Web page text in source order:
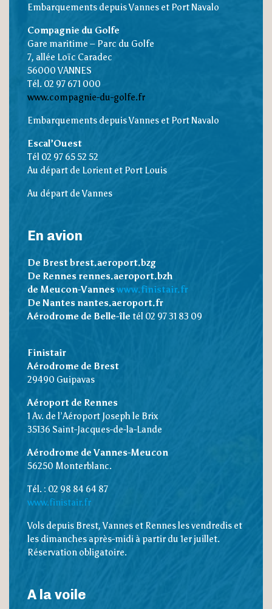
Embarquements depuis Vannes et Port Navalo
Compagnie du Golfe
Gare maritime – Parc du Golfe
7, allée Loïc Caradec
56000 VANNES
Tél. 02 97 671 000
www.compagnie-du-golfe.fr
Embarquements depuis Vannes et Port Navalo
Escal’Ouest
Tél 02 97 65 52 52
Au départ de Lorient et Port Louis
Au départ de Vannes
En avion
De Brest brest.aeroport.bzg
De Rennes rennes.aeroport.bzh
de Meucon-Vanneswww.finistair.fr
De Nantes nantes.aeroport.fr
Aérodrome de Belle-île tél 02 97 31 83 09
Finistair
Aérodrome de Brest
29490 Guipavas
Aéroport de Rennes
1 Av. de l’Aéroport Joseph le Brix
35136 Saint-Jacques-de-la-Lande
Aérodrome de Vannes-Meucon
56250 Monterblanc.
Tél. : 02 98 84 64 87
www.finistair.fr
Vols depuis Brest, Vannes et Rennes les vendredis et
les dimanches après-midi à partir du 1er juillet.
Réservation obligatoire.
A la voile